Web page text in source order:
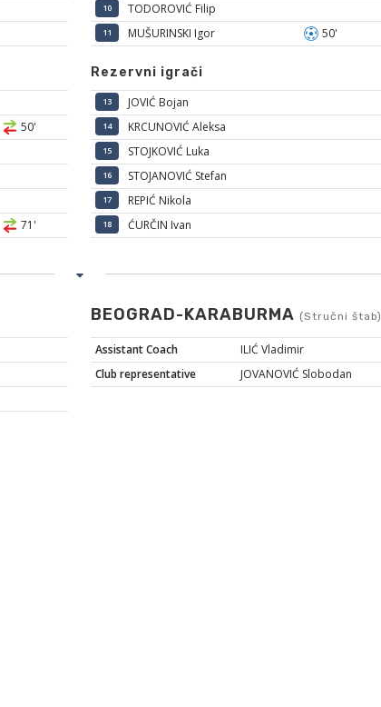
50'
71'
10 TODOROVIĆ Filip
11 MUŠURINSKI Igor 50'
Rezervni igrači
13 JOVIĆ Bojan
14 KRCUNOVIĆ Aleksa
15 STOJKOVIĆ Luka
16 STOJANOVIĆ Stefan
17 REPIĆ Nikola
18 ĆURČIN Ivan
BEOGRAD-KARABURMA (Stručni štab)
Assistant Coach
ILIĆ Vladimir
Club representative
JOVANOVIĆ Slobodan